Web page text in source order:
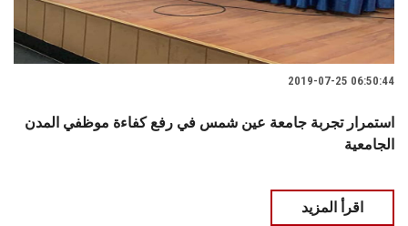
2019-07-25 06:50:44
استمرار تجربة جامعة عين شمس في رفع كفاءة موظفي المدن
الجامعية
اقرأ المزيد